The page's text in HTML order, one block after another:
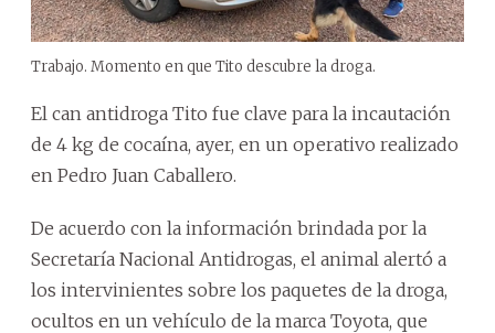
Trabajo. Momento en que Tito descubre la droga.
El can antidroga Tito fue clave para la incautación
de 4 kg de cocaína, ayer, en un operativo realizado
en Pedro Juan Caballero.
De acuerdo con la información brindada por la
Secretaría Nacional Antidrogas, el animal alertó a
los intervinientes sobre los paquetes de la droga,
ocultos en un vehículo de la marca Toyota, que